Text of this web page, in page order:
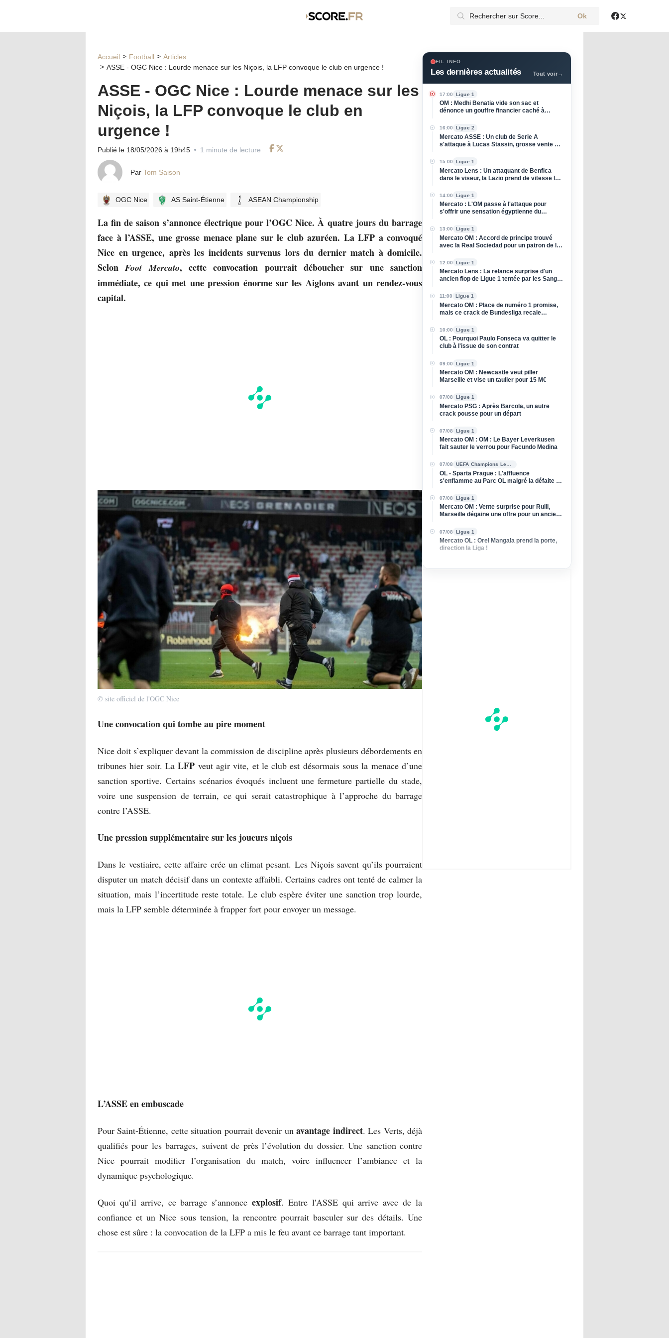
Ok
Accueil Football
Articles
ASSE - OGC Nice : Lourde menace sur les Niçois, la LFP convoque le club en urgence !
ASSE - OGC Nice : Lourde menace sur les
Niçois, la LFP convoque le club en
urgence !
Publié le 18/05/2026 à 19h45
1 minute de lecture
Par Tom Saison
OGC Nice AS Saint-Étienne ASEAN Championship
La fin de saison s’annonce électrique pour l’OGC Nice. À quatre jours du barrage
face à l’ASSE, une grosse menace plane sur le club azuréen. La LFP a convoqué
Nice en urgence, après les incidents survenus lors du dernier match à domicile.
SelonFoot Mercato, cette convocation pourrait déboucher sur une sanction
immédiate, ce qui met une pression énorme sur les Aiglons avant un rendez-vous
capital.
© site officiel de l'OGC Nice
Une convocation qui tombe au pire moment
Nice doit s’expliquer devant la commission de discipline après plusieurs débordements en
tribunes hier soir. LaLFP veut agir vite, et le club est désormais sous la menace d’une
sanction sportive. Certains scénarios évoqués incluent une fermeture partielle du stade,
voire une suspension de terrain, ce qui serait catastrophique à l’approche du barrage
contre l’ASSE.
Une pression supplémentaire sur les joueurs niçois
Dans le vestiaire, cette affaire crée un climat pesant. Les Niçois savent qu’ils pourraient
disputer un match décisif dans un contexte affaibli. Certains cadres ont tenté de calmer la
situation, mais l’incertitude reste totale. Le club espère éviter une sanction trop lourde,
mais la LFP semble déterminée à frapper fort pour envoyer un message.
L’ASSE en embuscade
Pour Saint-Étienne, cette situation pourrait devenir unavantage indirect. Les Verts, déjà
qualifiés pour les barrages, suivent de près l’évolution du dossier. Une sanction contre
Nice pourrait modifier l’organisation du match, voire influencer l’ambiance et la
dynamique psychologique.
Quoi qu’il arrive, ce barrage s’annonceexplosif. Entre l'ASSE qui arrive avec de la
confiance et un Nice sous tension, la rencontre pourrait basculer sur des détails. Une
chose est sûre : la convocation de la LFP a mis le feu avant ce barrage tant important.
FIL INFO
Les dernières actualités Tout voir→
17:00 Ligue 1
OM : Medhi Benatia vide son sac et
dénonce un gouffre financier caché à
16:00 Ligue 2
Mercato ASSE : Un club de Serie A
s'attaque à Lucas Stassin, grosse vente en
15:00 Ligue 1
Mercato Lens : Un attaquant de Benfica
dans le viseur, la Lazio prend de vitesse les
14:00 Ligue 1
Mercato : L'OM passe à l'attaque pour
s'offrir une sensation égyptienne du
13:00 Ligue 1
Mercato OM : Accord de principe trouvé
avec la Real Sociedad pour un patron de la
12:00 Ligue 1
Mercato Lens : La relance surprise d'un
ancien flop de Ligue 1 tentée par les Sang
11:00 Ligue 1
Mercato OM : Place de numéro 1 promise,
mais ce crack de Bundesliga recale
10:00 Ligue 1
OL : Pourquoi Paulo Fonseca va quitter le
club à l'issue de son contrat
09:00 Ligue 1
Mercato OM : Newcastle veut piller
Marseille et vise un taulier pour 15 M€
07/08 Ligue 1
Mercato PSG : Après Barcola, un autre
crack pousse pour un départ
07/08 Ligue 1
Mercato OM : OM : Le Bayer Leverkusen
fait sauter le verrou pour Facundo Medina
07/08 UEFA Champions League
OL - Sparta Prague : L'affluence
s'enflamme au Parc OL malgré la défaite à
07/08 Ligue 1
Mercato OM : Vente surprise pour Rulli,
Marseille dégaine une offre pour un ancien
07/08 Ligue 1
Mercato OL : Orel Mangala prend la porte,
direction la Liga !